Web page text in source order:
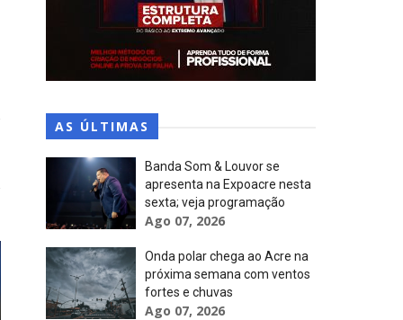
AS ÚLTIMAS
Banda Som & Louvor se
apresenta na Expoacre nesta
sexta; veja programação
Ago 07, 2026
Onda polar chega ao Acre na
próxima semana com ventos
fortes e chuvas
Ago 07, 2026